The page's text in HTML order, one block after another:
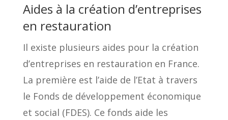
Aides à la création d’entreprises
en restauration
Il existe plusieurs aides pour la création
d’entreprises en restauration en France.
La première est l’aide de l’Etat à travers
le Fonds de développement économique
et social (FDES). Ce fonds aide les